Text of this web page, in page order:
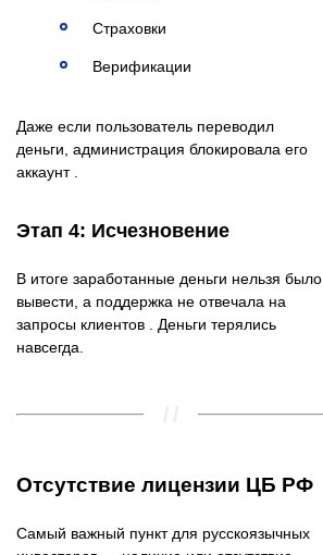
Страховки
Верификации
Даже если пользователь переводил
деньги, администрация блокировала его
аккаунт .
Этап 4: Исчезновение
В итоге заработанные деньги нельзя было
вывести, а поддержка не отвечала на
запросы клиентов . Деньги терялись
навсегда.
Отсутствие лицензии ЦБ РФ
Самый важный пункт для русскоязычных